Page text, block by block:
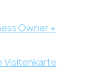
Owner +
Visitenkarte